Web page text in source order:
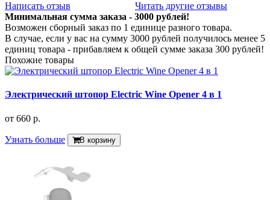
Написать отзыв
Читать другие отзывы
Минимальная сумма заказа - 3000 рублей!
Возможен сборный заказ по 1 единице разного товара.
В случае, если у вас на сумму 3000 рублей получилось менее 5
единиц товара - прибавляем к общей сумме заказа 300 рублей!
Похожие товары
Электрический штопор Electric Wine Opener 4 в 1
от 660 р.
Узнать больше В корзину